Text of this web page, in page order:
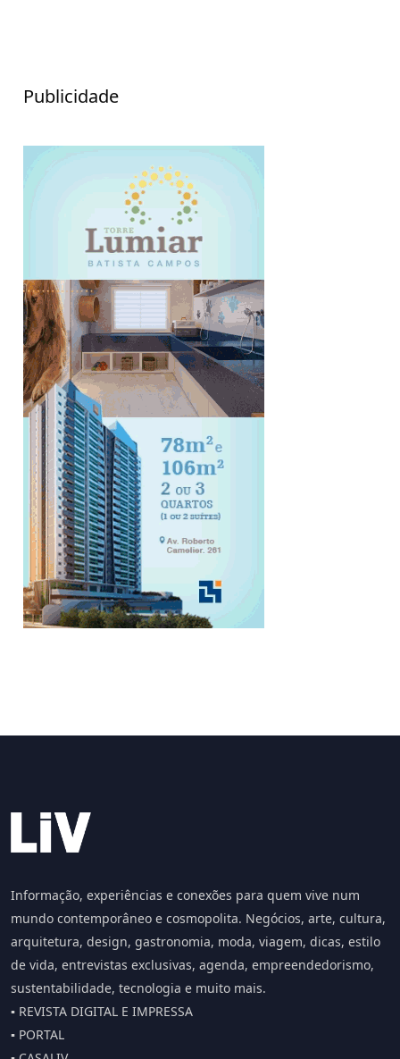
Publicidade
Informação, experiências e conexões para quem vive num
mundo contemporâneo e cosmopolita. Negócios, arte, cultura,
arquitetura, design, gastronomia, moda, viagem, dicas, estilo
de vida, entrevistas exclusivas, agenda, empreendedorismo,
sustentabilidade, tecnologia e muito mais.
▪️ REVISTA DIGITAL E IMPRESSA
▪️ PORTAL